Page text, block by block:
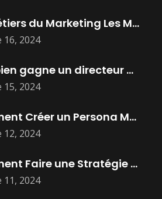
2024
Les Métiers du Marketing Les Mieux
2024
Combien gagne un directeur marketing ?
2024
Comment Créer un Persona Marketing Efficace
2024
Comment Faire une Stratégie Marketing Efficace